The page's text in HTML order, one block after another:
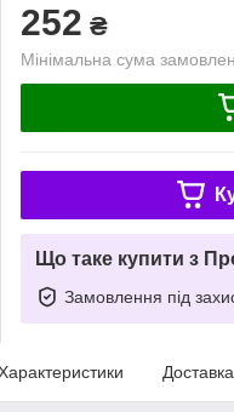
252 ₴
Мінімальна сума
Що таке купити з
Замовлення під
Доставка